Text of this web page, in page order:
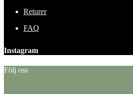
Returer
FAQ
Instagram
Följ oss